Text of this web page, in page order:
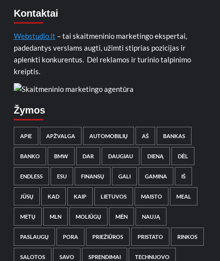
Kontaktai
Webstudio.lt – tai skaitmeninio marketingo ekspertai,
padedantys verslams augti, užimti stiprias pozicijas ir
aplenkti konkurentus. Dėl reklamos ir turinio talpinimo
kreiptis.
Žymos
APIE APŽVALGA AUTOMOBILIŲ AŠ BANKAS
BANKO BMW DAR DAUGIAU DIENĄ DĖL
ENDLESS ESU FINANSŲ GALI GAMINA IŠ
JŪSŲ KAD KAIP LIETUVOS MAISTO MEAL
METŲ MLN MOLIŪGŲ MĖN NAUJĄ
PASLAUGŲ PORA PRIEŽIŪROS PRISTATO RINKOS
SALOTOS SAVO SPRENDIMAI TECHNUOVO